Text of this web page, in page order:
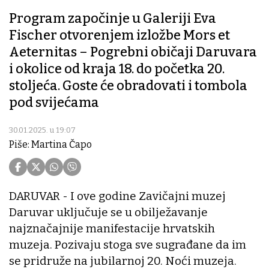
Program započinje u Galeriji Eva
Fischer otvorenjem izložbe Mors et
Aeternitas – Pogrebni običaji Daruvara
i okolice od kraja 18. do početka 20.
stoljeća. Goste će obradovati i tombola
pod svijećama
30.01.2025. u 19:07
Piše: Martina Čapo
DARUVAR - I ove godine Zavičajni muzej
Daruvar uključuje se u obilježavanje
najznačajnije manifestacije hrvatskih
muzeja. Pozivaju stoga sve sugrađane da im
se pridruže na jubilarnoj 20. Noći muzeja.